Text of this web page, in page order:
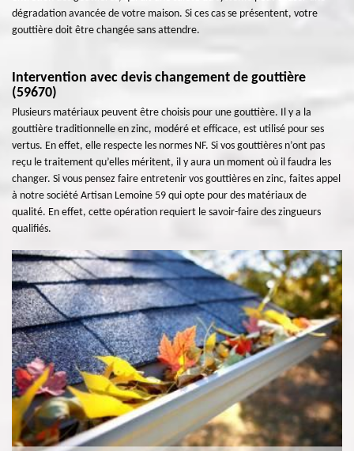
dégradation avancée de votre maison. Si ces cas se présentent, votre
gouttière doit être changée sans attendre.
Intervention avec devis changement de gouttière
(59670)
Plusieurs matériaux peuvent être choisis pour une gouttière. Il y a la
gouttière traditionnelle en zinc, modéré et efficace, est utilisé pour ses
vertus. En effet, elle respecte les normes NF. Si vos gouttières n’ont pas
reçu le traitement qu’elles méritent, il y aura un moment où il faudra les
changer. Si vous pensez faire entretenir vos gouttières en zinc, faites appel
à notre société Artisan Lemoine 59 qui opte pour des matériaux de
qualité. En effet, cette opération requiert le savoir-faire des zingueurs
qualifiés.